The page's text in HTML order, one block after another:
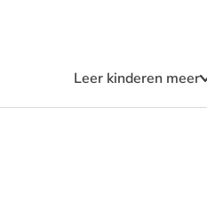
Leer kinderen meer